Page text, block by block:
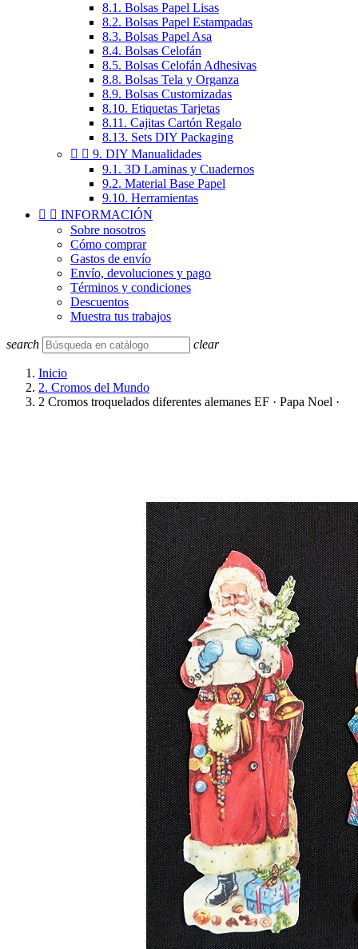
8.1. Bolsas Papel Lisas
8.2. Bolsas Papel Estampadas
8.3. Bolsas Papel Asa
8.4. Bolsas Celofán
8.5. Bolsas Celofán Adhesivas
8.8. Bolsas Tela y Organza
8.9. Bolsas Customizadas
8.10. Etiquetas Tarjetas
8.11. Cajitas Cartón Regalo
8.13. Sets DIY Packaging
  9. DIY Manualidades
9.1. 3D Laminas y Cuadernos
9.2. Material Base Papel
9.10. Herramientas
  INFORMACIÓN
Sobre nosotros
Cómo comprar
Gastos de envío
Envío, devoluciones y pago
Términos y condiciones
Descuentos
Muestra tus trabajos
search clear
Inicio
2. Cromos del Mundo
2 Cromos troquelados diferentes alemanes EF · Papa Noel ·